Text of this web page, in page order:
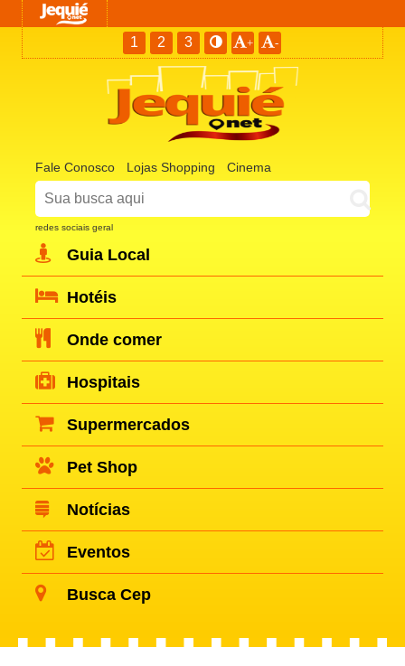
1 2 3 + -
Fale Conosco Lojas Shopping Cinema
redes sociais geral
Guia Local
Hotéis
Onde comer
Hospitais
Supermercados
Pet Shop
Notícias
Eventos
Busca Cep